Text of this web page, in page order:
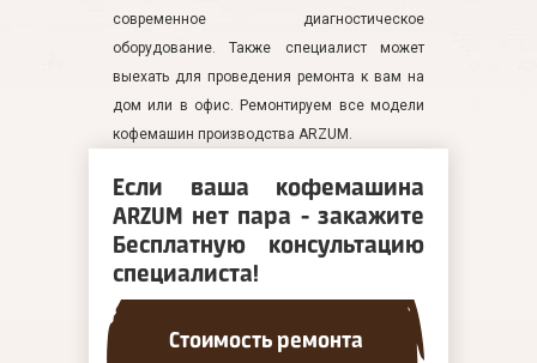
современное диагностическое
оборудование. Также специалист может
выехать для проведения ремонта к вам на
дом или в офис. Ремонтируем все модели
кофемашин производства ARZUM.
Если ваша кофемашина
ARZUM нет пара - закажите
Бесплатную консультацию
специалиста!
Стоимость ремонта